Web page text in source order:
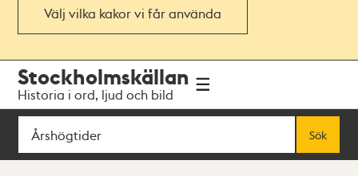
Välj vilka kakor vi får använda
navigationen
huvudinnehållet
Stockholmskällan
Historia i ord, ljud och bild
Sök
Sök